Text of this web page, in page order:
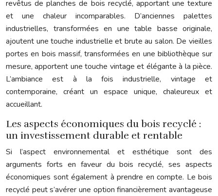
revêtus de planches de bois recyclé, apportant une texture
et une chaleur incomparables. D’anciennes palettes
industrielles, transformées en une table basse originale,
ajoutent une touche industrielle et brute au salon. De vieilles
portes en bois massif, transformées en une bibliothèque sur
mesure, apportent une touche vintage et élégante à la pièce.
L’ambiance est à la fois industrielle, vintage et
contemporaine, créant un espace unique, chaleureux et
accueillant.
Les aspects économiques du bois recyclé :
un investissement durable et rentable
Si l’aspect environnemental et esthétique sont des
arguments forts en faveur du bois recyclé, ses aspects
économiques sont également à prendre en compte. Le bois
recyclé peut s’avérer une option financièrement avantageuse